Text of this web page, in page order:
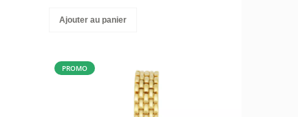
Ajouter au panier
PROMO